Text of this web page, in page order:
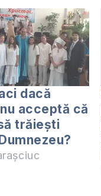
dacă
acceptă că
trăiești